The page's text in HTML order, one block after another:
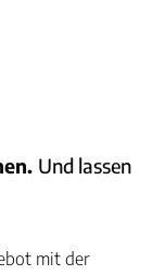
Und lassen
mit der